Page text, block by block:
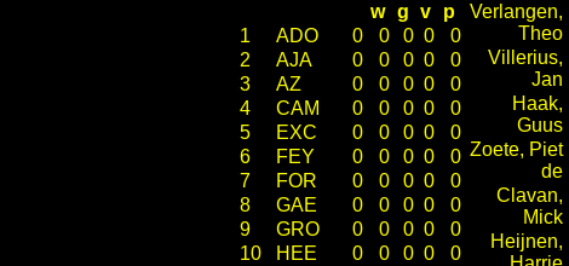
w g v
p
1
ADO 0 0 0 0
0
2
AJA 0 0 0 0
0
3
AZ 0 0 0 0
0
4
CAM 0 0 0 0
0
5
EXC 0 0 0 0
0
6
FEY 0 0 0 0
0
7
FOR 0 0 0 0
0
8
GAE 0 0 0 0
0
9
GRO 0 0 0 0
0
10
HEE 0 0 0 0
0
Verlangen,
Theo
Villerius,
Jan
Haak,
Guus
Zoete, Piet
de
Clavan,
Mick
Heijnen,